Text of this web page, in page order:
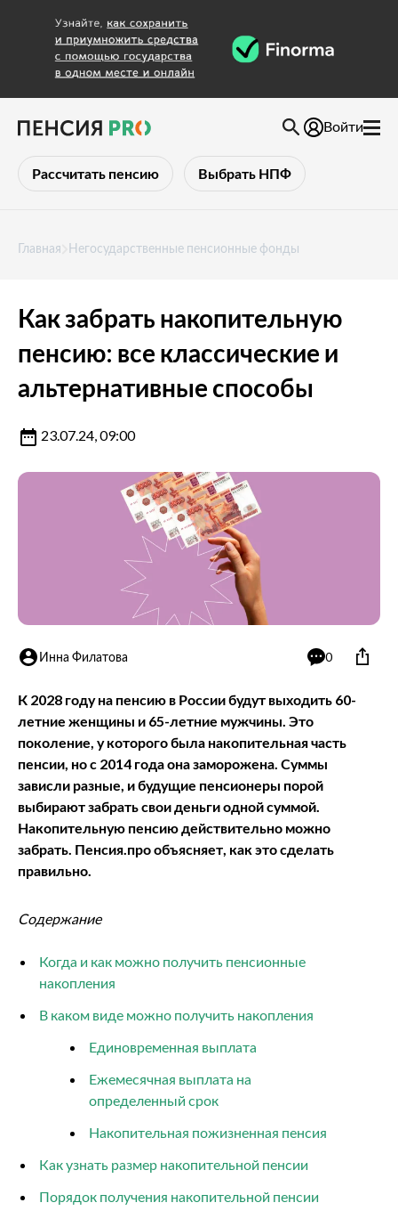
Рассчитать пенсию Выбрать НПФ
Войти
Главная Негосударственные пенсионные фонды
Как забрать накопительную
пенсию: все классические и
альтернативные способы
23.07.24, 09:00
Инна Филатова 0
К 2028 году на пенсию в России будут выходить 60-
летние женщины и 65-летние мужчины. Это
поколение, у которого была накопительная часть
пенсии, но с 2014 года она заморожена. Суммы
зависли разные, и будущие пенсионеры порой
выбирают забратьсвои деньгиодной суммой.
Накопительную пенсию действительно можно
забрать. Пенсия.про объясняет, как это сделать
правильно.
Содержание
Когда и как можно получить пенсионные
накопления
В каком виде можно получить накопления
Единовременная выплата
Ежемесячная выплата на
определенный срок
Накопительная пожизненная пенсия
Как узнать размер накопительной пенсии
Порядок получения накопительной пенсии